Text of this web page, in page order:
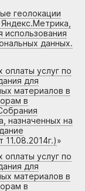
геолокации
использования
данных.
оплаты услуг по
для
материалов в
в
назначенных на
»
оплаты услуг по
для
материалов в
в